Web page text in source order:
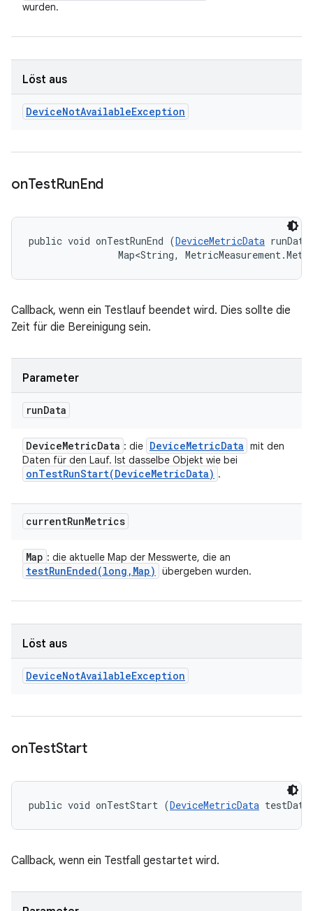
wurden.
Löst aus
DeviceNotAvailableException
onTestRunEnd
public void onTestRunEnd (DeviceMetricData
Map<String,
Callback, wenn ein Testlauf beendet wird. Dies sollte die
Zeit für die Bereinigung sein.
Parameter
runData
DeviceMetricData : die DeviceMetricData mit den
Daten für den Lauf. Ist dasselbe Objekt wie bei
onTestRunStart(DeviceMetricData) .
currentRunMetrics
Map : die aktuelle Map der Messwerte, die an
testRunEnded(long , Map) übergeben wurden.
Löst aus
DeviceNotAvailableException
onTestStart
public void onTestStart (DeviceMetricData
Callback, wenn ein Testfall gestartet wird.